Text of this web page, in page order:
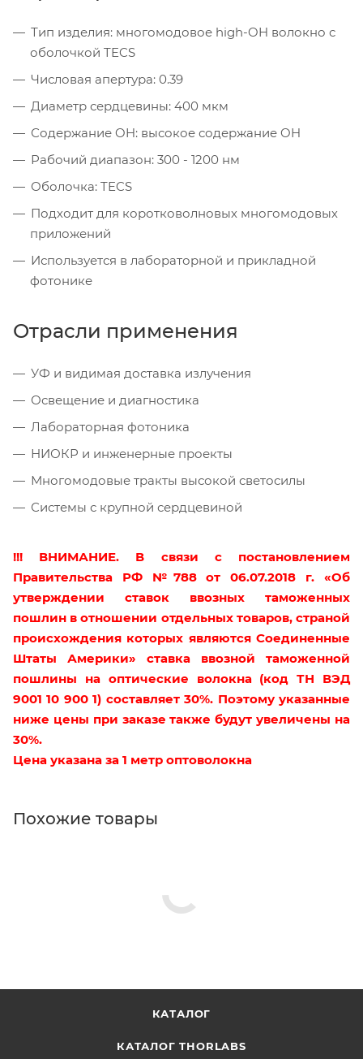
Тип изделия: многомодовое high-OH волокно с
оболочкой TECS
Числовая апертура: 0.39
Диаметр сердцевины: 400 мкм
Содержание OH: высокое содержание OH
Рабочий диапазон: 300 - 1200 нм
Оболочка: TECS
Подходит для коротковолновых многомодовых
приложений
Используется в лабораторной и прикладной
фотонике
Отрасли применения
УФ и видимая доставка излучения
Освещение и диагностика
Лабораторная фотоника
НИОКР и инженерные проекты
Многомодовые тракты высокой светосилы
Системы с крупной сердцевиной
!!! ВНИМАНИЕ. В связи с постановлением
Правительства РФ №788 от 06.07.2018 г. «Об
утверждении ставок ввозных таможенных
пошлин в отношении отдельных товаров, страной
происхождения которых являются Соединенные
Штаты Америки» ставка ввозной таможенной
пошлины на оптические волокна (код ТН ВЭД
9001 10 900 1) составляет 30%. Поэтому указанные
ниже цены при заказе также будут увеличены на
30%.
Цена указана за 1 метр оптоволокна
Похожие товары
КАТАЛОГ
КАТАЛОГ THORLABS